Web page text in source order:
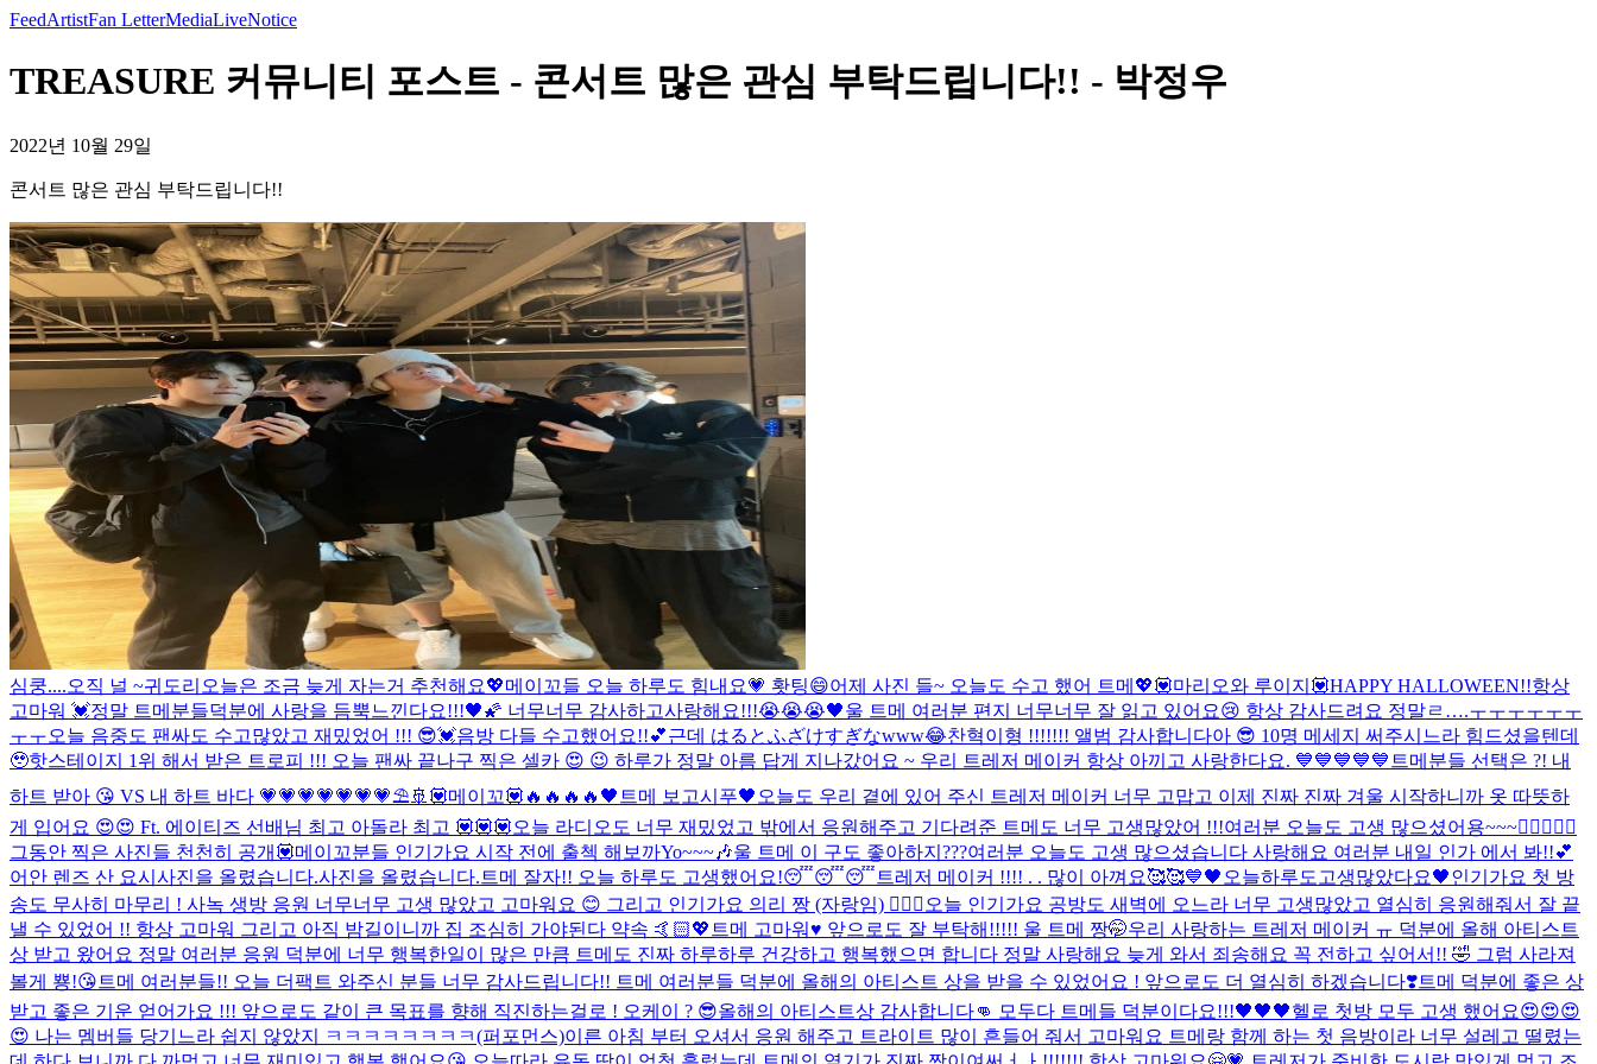
FeedArtistFan LetterMediaLiveNotice
TREASURE 커뮤니티 포스트 - 콘서트 많은 관심 부탁드립니다!! - 박정우
2022년 10월 29일
콘서트 많은 관심 부탁드립니다!!
심쿵....오직 널 ~귀도리 오늘은 조금 늦게 자는거 추천해요💖메이꼬들 오늘 하루도 힘내요💗 홧팅😄어제 사진 들~ 오늘도 수고 했어 트메💖💟마리오와 루이지💟HAPPY HALLOWEEN!!항상
고마워 💓정말 트메분들덕분에 사랑을 듬뿍느낀다요!!!🖤🌠 너무너무 감사하고사랑해요!!!😭😭😭🖤울 트메 여러분 편지 너무너무 잘 읽고 있어요😢 항상 감사드려요 정말ㄹ….ㅜㅜㅜㅜㅜㅜ
ㅜㅜ오늘 음중도 팬싸도 수고많았고 재밌었어 !!! 😎💓음방 다들 수고했어요!!💕근데 はるとふざけすぎなwww😂찬혁이형 !!!!!!! 앨범 감사합니다아 😎 10명 메세지 써주시느라 힘드셨을텐데
🥹핫스테이지 1위 해서 받은 트로피 !!! 오늘 팬싸 끝나구 찍은 셀카 😍 😉 하루가 정말 아름 답게 지나갔어요 ~ 우리 트레저 메이커 항상 아끼고 사랑한다요. 💙💙💙💙💙 트메분들 선택은 ?! 내
하트 받아 😘 VS 내 하트 바다 💗💗💗💗💗💗💗⛱️🚢 💟메이꼬💟 🔥🔥🔥🔥 🖤트메 보고시푸🖤 오늘도 우리 곁에 있어 주신 트레저 메이커 너무 고맙고 이제 진짜 진짜 겨울 시작하니까 옷 따뜻하
게 입어요 😍😍 Ft. 에이티즈 선배님 최고 아돌라 최고 💟💟💟오늘 라디오도 너무 재밌었고 밖에서 응원해주고 기다려준 트메도 너무 고생많았어 !!!여러분 오늘도 고생 많으셨어용~~~👍🏼👍🏼🥳
그동안 찍은 사진들 천천히 공개💟메이꼬분들 인기가요 시작 전에 출첵 해보까Yo~~~🎶울 트메 이 구도 좋아하지???여러분 오늘도 고생 많으셨습니다 사랑해요 여러분 내일 인가 에서 봐!!💕
어안 렌즈 산 요시 사진을 올렸습니다.사진을 올렸습니다. 트메 잘자!! 오늘 하루도 고생했어요!😴😴😴 트레저 메이커 !!!! . . 많이 아껴요🥰🥰💙🖤오늘하루도고생많았다요🖤인기가요 첫 방
송도 무사히 마무리 ! 사녹 생방 응원 너무너무 고생 많았고 고마워요 😊 그리고 인기가요 의리 짱 (자랑임) 👍🏻😘 오늘 인기가요 공방도 새벽에 오느라 너무 고생많았고 열심히 응원해줘서 잘 끝
낼 수 있었어 !! 항상 고마워 그리고 아직 밤길이니까 집 조심히 가야된다 약속 🤙🏻💖 트메 고마워♥️ 앞으로도 잘 부탁해!!!!! 울 트메 짱🤭우리 사랑하는 트레저 메이커 ㅠ 덕분에 올해 아티스트
상 받고 왔어요 정말 여러분 응원 덕분에 너무 행복한일이 많은 만큼 트메도 진짜 하루하루 건강하고 행복했으면 합니다 정말 사랑해요 늦게 와서 죄송해요 꼭 전하고 싶어서!! 🤣 그럼 사라져
볼게 뿅!😘 트메 여러분들!! 오늘 더팩트 와주신 분들 너무 감사드립니다!! 트메 여러분들 덕분에 올해의 아티스트 상을 받을 수 있었어요 ! 앞으로도 더 열심히 하겠습니다❣️트메 덕분에 좋은 상
받고 좋은 기운 얻어가요 !!! 앞으로도 같이 큰 목표를 향해 직진하는걸로 ! 오케이 ? 😎올해의 아티스트상 감사합니다👊 모두다 트메들 덕분이다요!!!🖤🖤🖤헬로 첫방 모두 고생 했어요😍😍😍
😍 나는 멤버들 당기느라 쉽지 않았지 ㅋㅋㅋㅋㅋㅋㅋㅋ(퍼포먼스)이른 아침 부터 오셔서 응원 해주고 트라이트 많이 흔들어 줘서 고마워요 트메랑 함께 하는 첫 음방이라 너무 설레고 떨렸는